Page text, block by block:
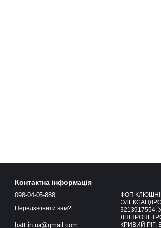
Контактна інформація
098-04-05-888
Передзвонити вам?
batt.in.ua@gmail.com
ФОП
3213917554,
КРИВИЙ РІГ,